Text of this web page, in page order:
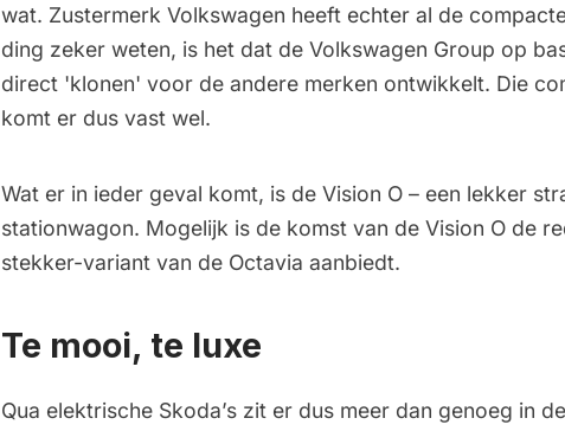
wat. Zustermerk Volkswagen heeft echter al de
ding zeker weten, is het dat de Volkswagen Group op
direct 'klonen' voor de andere merken ontwikkelt. Die
komt er dus vast wel.
Wat er in ieder geval komt, is de Vision O – een lekker
stationwagon. Mogelijk is de komst van de Vision O de
stekker-variant van de Octavia aanbiedt.
Te mooi, te luxe
Qua elektrische Skoda’s zit er dus meer dan genoeg in